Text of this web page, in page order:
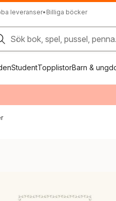
leveranser• Billiga böcker
Sök bok, spel, pussel,
StudentTopplistorBarn &